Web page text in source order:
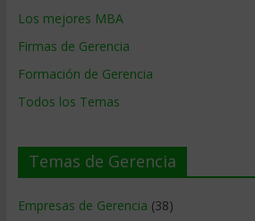
Los mejores MBA
Firmas de Gerencia
Formación de Gerencia
Todos los Temas
Temas de Gerencia
Empresas de Gerencia (38)